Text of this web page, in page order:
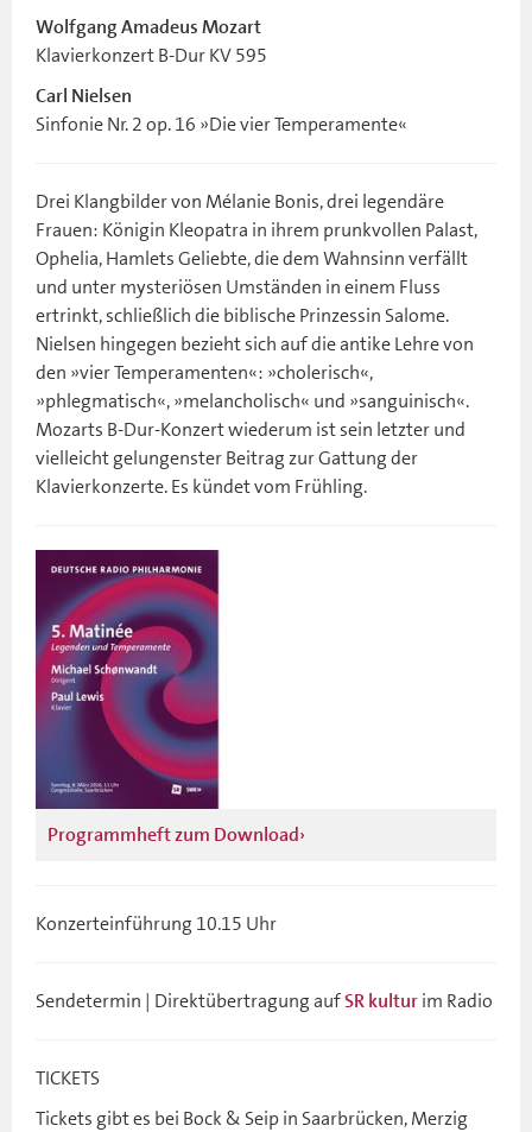
Wolfgang Amadeus Mozart
Klavierkonzert B-Dur KV 595
Carl Nielsen
Sinfonie Nr. 2 op. 16 »Die vier Temperamente«
Drei Klangbilder von Mélanie Bonis, drei legendäre
Frauen: Königin Kleopatra in ihrem prunkvollen Palast,
Ophelia, Hamlets Geliebte, die dem Wahnsinn verfällt
und unter mysteriösen Umständen in einem Fluss
ertrinkt, schließlich die biblische Prinzessin Salome.
Nielsen hingegen bezieht sich auf die antike Lehre von
den »vier Temperamenten«: »cholerisch«,
»phlegmatisch«, »melancholisch« und »sanguinisch«.
Mozarts B-Dur-Konzert wiederum ist sein letzter und
vielleicht gelungenster Beitrag zur Gattung der
Klavierkonzerte. Es kündet vom Frühling.
Programmheft zum Download
Konzerteinführung 10.15 Uhr
Sendetermin | Direktübertragung aufSR kultur im Radio
TICKETS
Tickets gibt es bei Bock & Seip in Saarbrücken, Merzig